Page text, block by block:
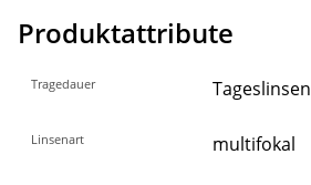
Produktattribute
Tragedauer Tageslinsen
Linsenart multifokal